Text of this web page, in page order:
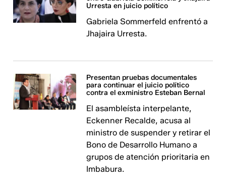
Urresta en juicio político
Gabriela Sommerfeld enfrentó a
Jhajaira Urresta.
Presentan pruebas documentales
para continuar el juicio político
contra el exministro Esteban Bernal
El asambleísta interpelante,
Eckenner Recalde, acusa al
ministro de suspender y retirar el
Bono de Desarrollo Humano a
grupos de atención prioritaria en
Imbabura.